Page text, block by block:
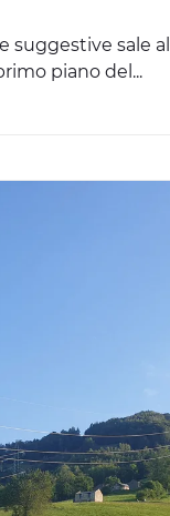
suggestive sale
piano del...